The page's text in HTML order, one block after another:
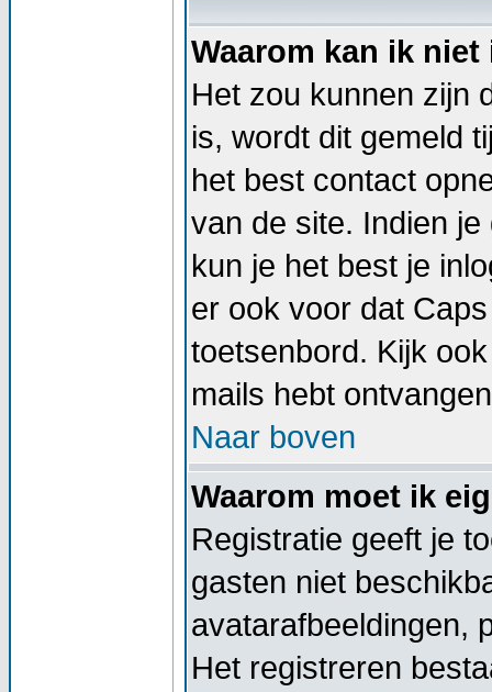
Waarom kan ik
Het zou kunnen zijn
is, wordt dit gemeld
het best contact
van de site. Indien
kun je het best je
er ook voor dat
toetsenbord. Kijk
mails hebt
Naar boven
Waarom moet ik
Registratie geeft je
gasten niet
avatarafbeeldingen,
Het registreren